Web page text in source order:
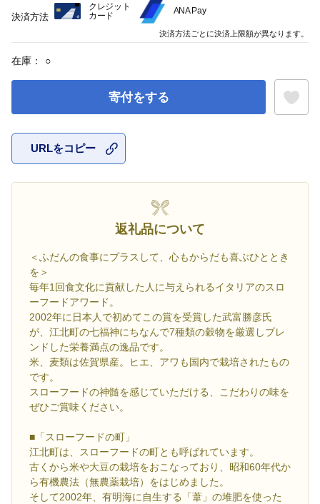
在庫： ○
寄付をする
URLをコピー
返礼品について
＜ふだんの食事にプラスして、心もからだも喜ぶひととき
を＞
毎年1回食文化に貢献した人に与えられるイタリアのスロ
ーフードアワード。
2002年に日本人で初めてこの賞を受賞した武富勝彦氏
が、江北町の七福神にちなんで7種類の穀物を厳選しブレ
ンドした栄養満点の逸品です。
米、麦類は佐賀県産。ヒエ、アワも国内で栽培されたもの
です。
スローフードの神髄を感じていただける、こだわりの味を
ぜひご賞味ください。
■「スローフードの町」
江北町は、スローフードの町とも呼ばれています。
古くから米や大豆の栽培をおこなっており、昭和60年代か
ら有機農法（無農薬栽培）をはじめました。
そして2002年、有明海に自生する「葦」の堆肥を使った
決済方法
クレジット
カード
ANA Pay
決済方法ごとに決済上限額が異なります。